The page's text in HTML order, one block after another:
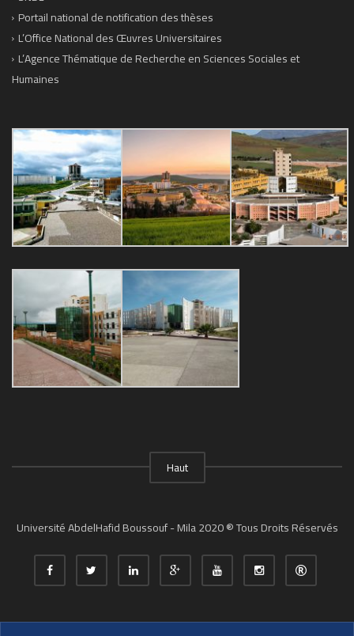
Portail national de notification des thèses
L’Office National des Œuvres Universitaires
L’Agence Thématique de Recherche en Sciences Sociales et
Humaines
Haut
Université AbdelHafid Boussouf - Mila 2020 ® Tous Droits Réservés